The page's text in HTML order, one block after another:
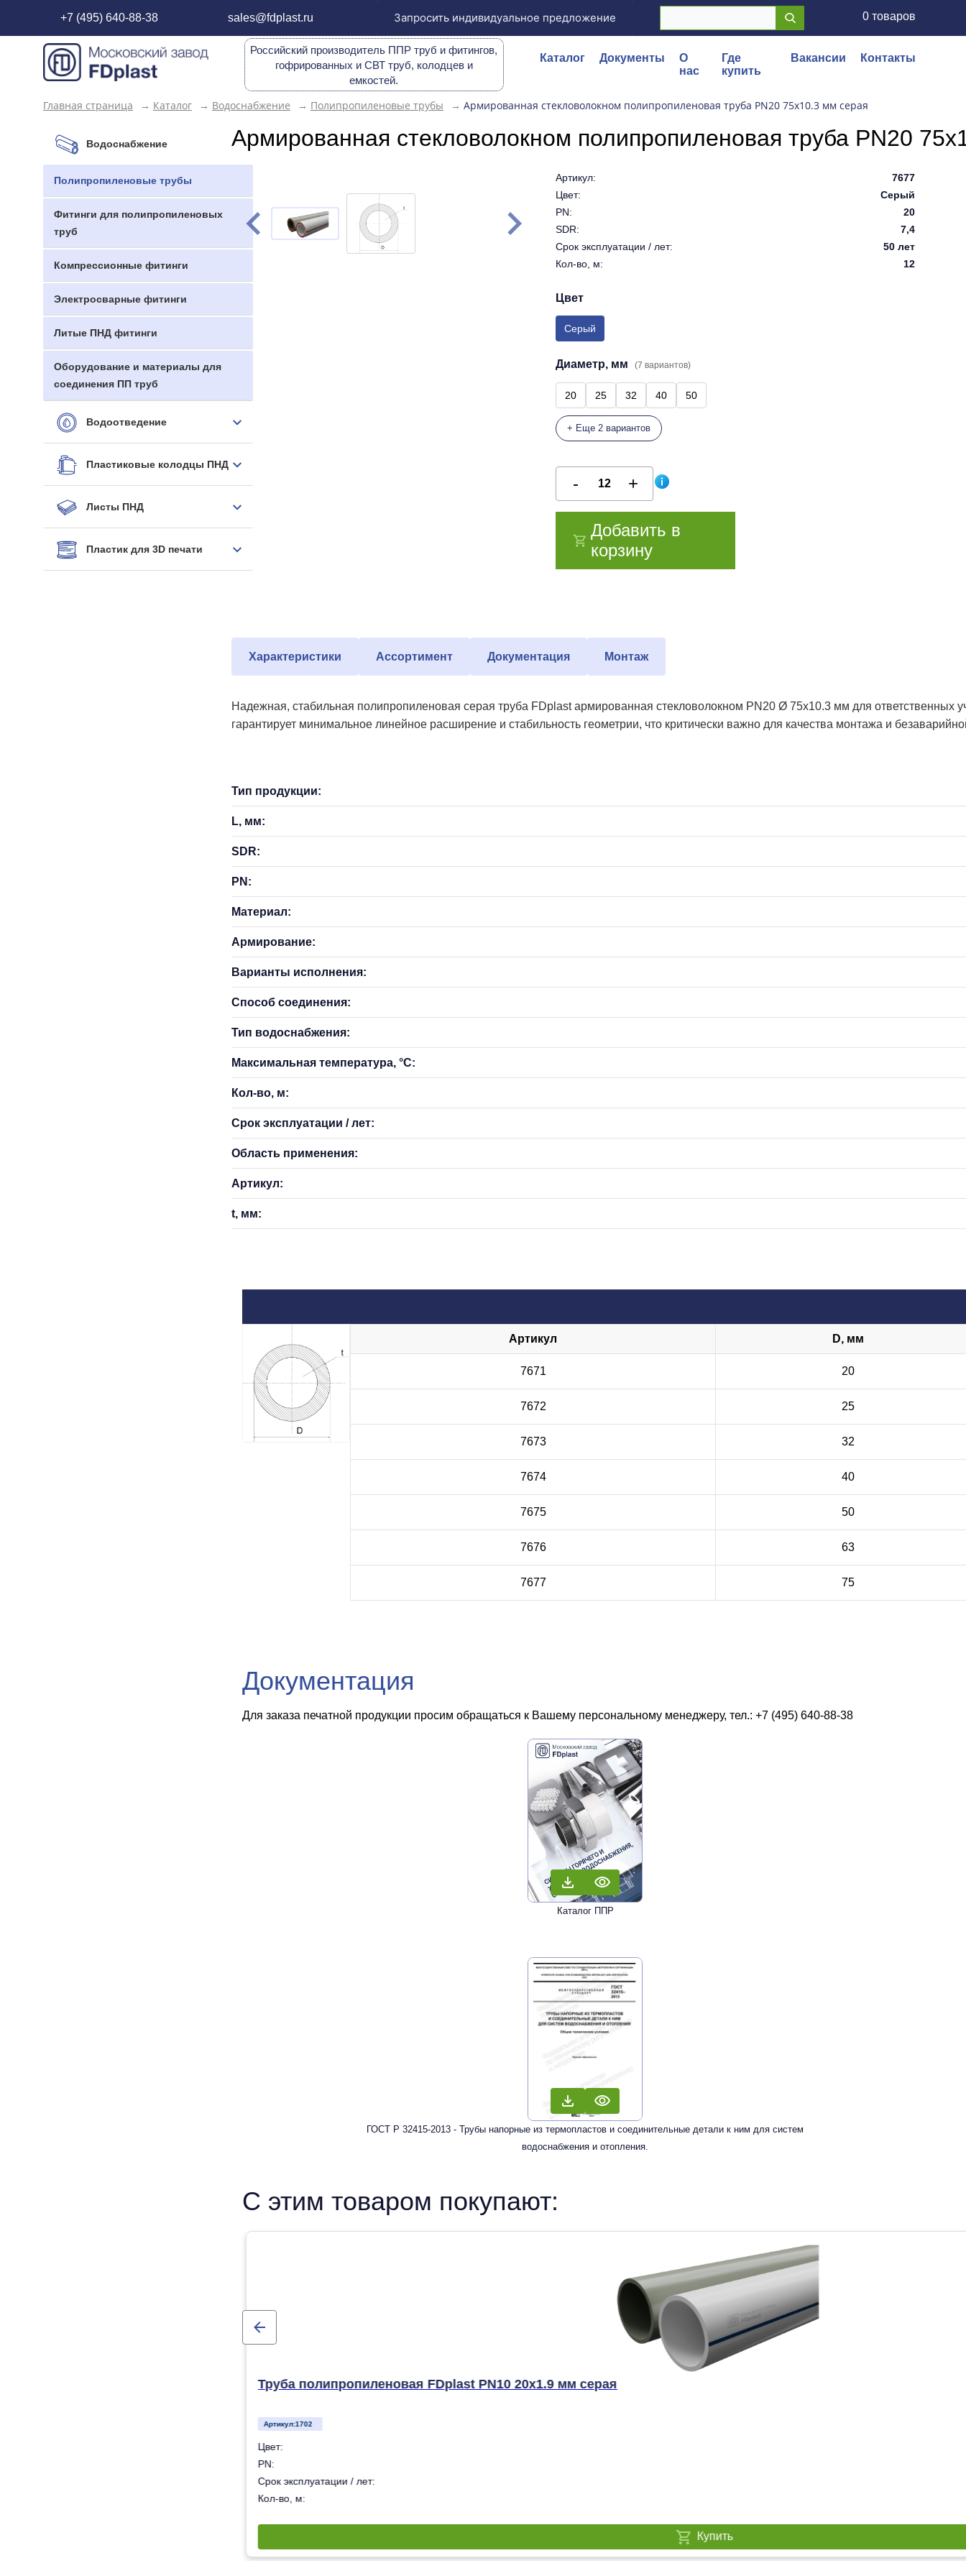
+7 (495) 640-88-38 sales@fdplast.ru Запросить индивидуальное предложение 0 товаров
Российский производитель ППР труб и фитингов,
гофрированных и СВТ труб, колодцев и
емкостей.
Каталог Документы
О
нас
Где
купить
Вакансии Контакты
Главная страница → Каталог → Водоснабжение → Полипропиленовые трубы → Армированная стекловолокном полипропиленовая труба PN20 75x10.3 мм серая
Водоснабжение
Полипропиленовые трубы
Фитинги для полипропиленовых
труб
Компрессионные фитинги
Электросварные фитинги
Литые ПНД фитинги
Оборудование и материалы для
соединения ПП труб
Водоотведение
Пластиковые колодцы ПНД
Листы ПНД
Пластик для 3D печати
Армированная стекловолокном полипропиленовая труба PN20
Артикул:
7677
Цвет:
Серый
PN:
20
SDR:
7,4
Срок эксплуатации / лет:
50 лет
Кол-во, м:
12
Цвет
Серый
Диаметр, мм (7 вариантов)
20 25 32 40 50
+ Еще 2 вариантов
Добавить в
корзину
Характеристики Ассортимент Документация Монтаж
Надежная, стабильная полипропиленовая серая труба FDplast армированная стекловолокном PN20 Ø 75x10.3 мм для
гарантирует минимальное линейное расширение и стабильность геометрии, что критически важно для качества монтажа и
Тип продукции:
L, мм:
SDR:
PN:
Материал:
Армирование:
Варианты исполнения:
Способ соединения:
Тип водоснабжения:
Максимальная температура, °С:
Кол-во, м:
Срок эксплуатации / лет:
Область применения:
Артикул:
t, мм:
Артикул D, мм
7671 20
7672 25
7673 32
7674 40
7675 50
7676 63
7677 75
Документация
Для заказа печатной продукции просим обращаться к Вашему персональному менеджеру, тел.: +7 (495) 640-88-38
Каталог ППР
ГОСТ Р 32415-2013 - Трубы напорные из термопластов и соединительные детали к ним для систем
водоснабжения и отопления.
С этим товаром покупают:
Труба полипропиленовая FDplast PN10 20x1.9 мм серая
Артикул:1702
Цвет:
PN:
Срок эксплуатации / лет:
Кол-во, м:
Купить